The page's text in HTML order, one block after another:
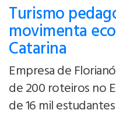
Turismo
movimenta
Catarina
Empresa de
de 200 roteiros no
de 16 mil estudantes